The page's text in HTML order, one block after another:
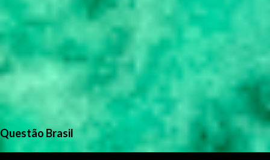
Questão Brasil